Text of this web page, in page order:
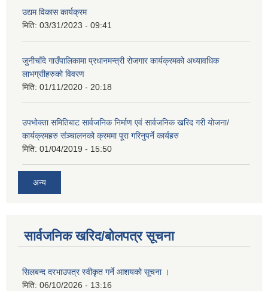
उद्यम विकास कार्यक्रम
मिति: 03/31/2023 - 09:41
जुनीचाँदे गाउँपालिकामा प्रधानमन्‍त्री रोजगार कार्यक्रमको अध्यावधिक
लाभग्राीहरुको विवरण
मिति: 01/11/2020 - 20:18
उपभोक्ता समितिबाट सार्वजनिक निर्माण एवं सार्वजनिक खरिद गरी योजना/
कार्यक्रमहरु संञ्‍चालनको क्रममा पूरा गरिनुपर्ने कार्यहरु
मिति: 01/04/2019 - 15:50
अन्य
सार्वजनिक खरिद/बोलपत्र सूचना
सिलबन्द दरभाउपत्र स्वीकृत गर्ने आशयको सूचना ।
मिति: 06/10/2026 - 13:16